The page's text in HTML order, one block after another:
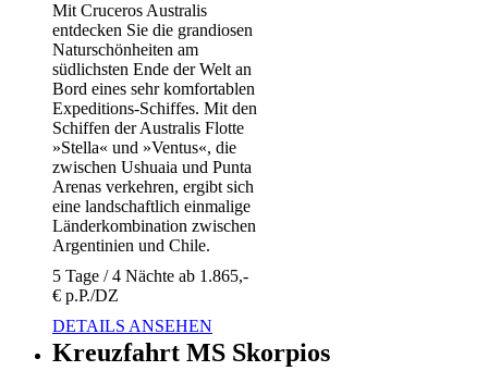
Mit Cruceros Australis
entdecken Sie die grandiosen
Naturschönheiten am
südlichsten Ende der Welt an
Bord eines sehr komfortablen
Expeditions-Schiffes. Mit den
Schiffen der Australis Flotte
»Stella« und »Ventus«, die
zwischen Ushuaia und Punta
Arenas verkehren, ergibt sich
eine landschaftlich einmalige
Länderkombination zwischen
Argentinien und Chile.
5 Tage / 4 Nächte ab 1.865,-
€ p.P./DZ
DETAILS ANSEHEN
Kreuzfahrt MS Skorpios